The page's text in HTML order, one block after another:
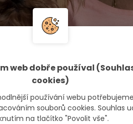
web dobře používal
cookies)
používání webu
souborů cookies. Souhlas
na tlačítko "Povolit vše".